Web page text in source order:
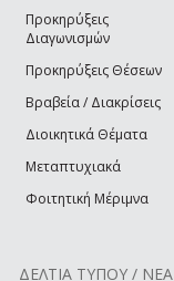
Προκηρύξεις
Διαγωνισμών
Προκηρύξεις Θέσεων
Βραβεία / Διακρίσεις
Διοικητικά Θέματα
Μεταπτυχιακά
Φοιτητική Μέριμνα
ΔΕΛΤΙΑ ΤΥΠΟΥ / ΝΕΑ